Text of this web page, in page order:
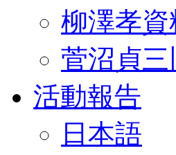
柳澤孝
菅沼貞
活動報告
日本語